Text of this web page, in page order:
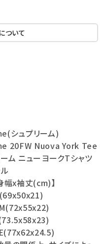
ついて
シュプリーム)
20FW Nuova York Tee
ム ニューヨークTシャツ
幅x袖丈(cm)】